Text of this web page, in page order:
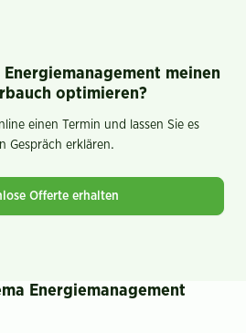
meinen
optimieren?
einen Termin und lassen Sie es
Gespräch erklären.
Offerte erhalten
Energiemanagement